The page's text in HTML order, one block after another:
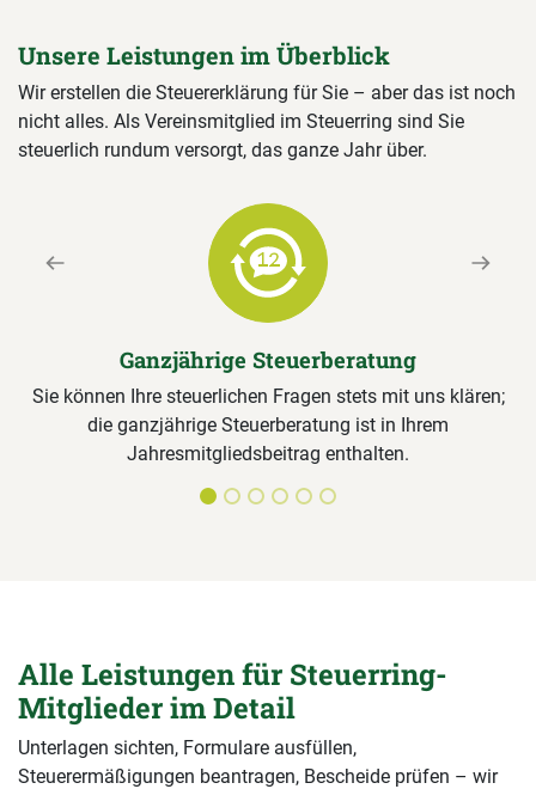
Unsere Leistungen im Überblick
Wir erstellen die Steuererklärung für Sie – aber das ist noch
nicht alles. Als Vereinsmitglied im Steuerring sind Sie
steuerlich rundum versorgt, das ganze Jahr über.
Ganzjährige Steuerberatung
Sie können Ihre steuerlichen Fragen stets mit uns klären;
die ganzjährige Steuerberatung ist in Ihrem
Jahresmitgliedsbeitrag enthalten.
Previous Next
Alle Leistungen für Steuerring-
Mitglieder im Detail
Unterlagen sichten, Formulare ausfüllen,
Steuerermäßigungen beantragen, Bescheide prüfen – wir